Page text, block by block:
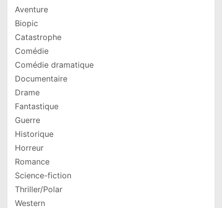
Aventure
Biopic
Catastrophe
Comédie
Comédie dramatique
Documentaire
Drame
Fantastique
Guerre
Historique
Horreur
Romance
Science-fiction
Thriller/Polar
Western